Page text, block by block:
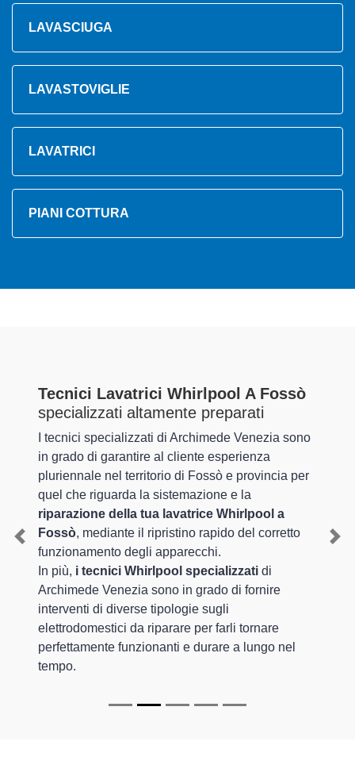
LAVASCIUGA
LAVASTOVIGLIE
LAVATRICI
PIANI COTTURA
Tecnici Lavatrici Whirlpool A Fossò
specializzati altamente preparati
I tecnici specializzati di Archimede Venezia sono
in grado di garantire al cliente esperienza
pluriennale nel territorio di Fossò e provincia per
quel che riguarda la sistemazione e la
riparazione della tua lavatrice Whirlpool a
Fossò, mediante il ripristino rapido del corretto
funzionamento degli apparecchi.
In più, i tecnici Whirlpool specializzati di
Archimede Venezia sono in grado di fornire
interventi di diverse tipologie sugli
elettrodomestici da riparare per farli tornare
perfettamente funzionanti e durare a lungo nel
tempo.
Previous